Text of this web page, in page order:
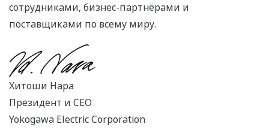
сотрудниками, бизнес-партнёрами и
поставщиками по всему миру.
Хитоши Нара
Президент и CEO
Yokogawa Electric Corporation